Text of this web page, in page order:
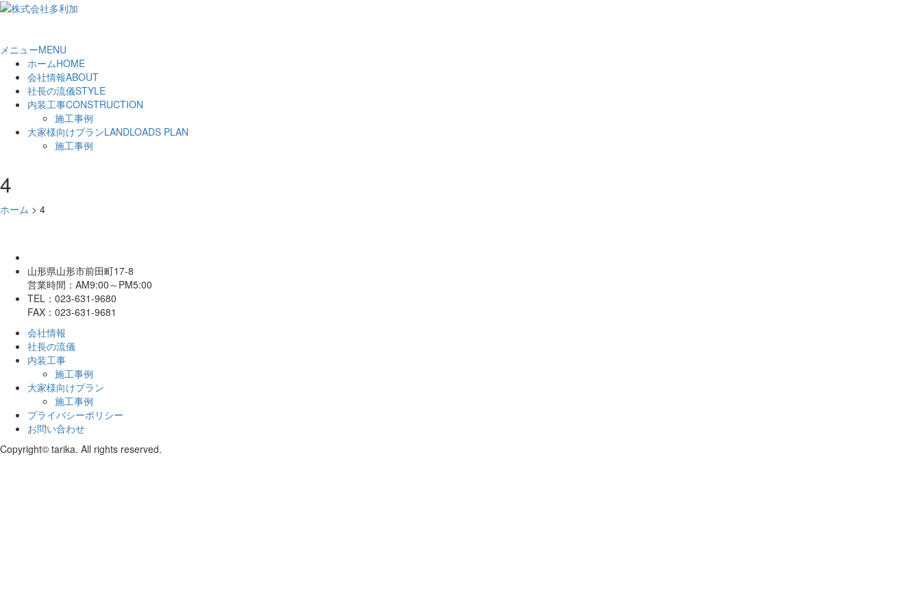
メニューMENU
ホームHOME
会社情報ABOUT
社長の流儀STYLE
内装工事CONSTRUCTION
施工事例
大家様向けプランLANDLOADS PLAN
施工事例
4
ホーム > 4
山形県山形市前田町17-8
営業時間：AM9:00～PM5:00
TEL：023-631-9680
FAX：023-631-9681
会社情報
社長の流儀
内装工事
施工事例
大家様向けプラン
施工事例
プライバシーポリシー
お問い合わせ
Copyright© tarika. All rights reserved.